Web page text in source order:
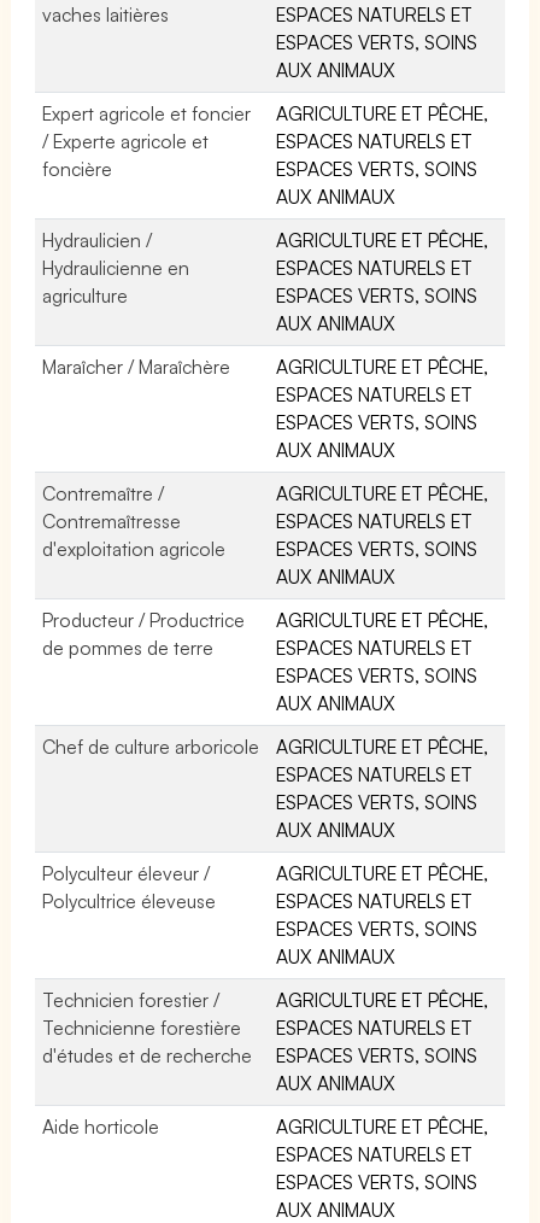
vaches laitières
ESPACES NATURELS ET
ESPACES VERTS, SOINS
AUX ANIMAUX
Expert agricole et foncier
/ Experte agricole et
foncière
AGRICULTURE ET PÊCHE,
ESPACES NATURELS ET
ESPACES VERTS, SOINS
AUX ANIMAUX
Hydraulicien /
Hydraulicienne en
agriculture
AGRICULTURE ET PÊCHE,
ESPACES NATURELS ET
ESPACES VERTS, SOINS
AUX ANIMAUX
Maraîcher / Maraîchère
AGRICULTURE ET PÊCHE,
ESPACES NATURELS ET
ESPACES VERTS, SOINS
AUX ANIMAUX
Contremaître /
Contremaîtresse
d'exploitation agricole
AGRICULTURE ET PÊCHE,
ESPACES NATURELS ET
ESPACES VERTS, SOINS
AUX ANIMAUX
Producteur / Productrice
de pommes de terre
AGRICULTURE ET PÊCHE,
ESPACES NATURELS ET
ESPACES VERTS, SOINS
AUX ANIMAUX
Chef de culture arboricole
AGRICULTURE ET PÊCHE,
ESPACES NATURELS ET
ESPACES VERTS, SOINS
AUX ANIMAUX
Polyculteur éleveur /
Polycultrice éleveuse
AGRICULTURE ET PÊCHE,
ESPACES NATURELS ET
ESPACES VERTS, SOINS
AUX ANIMAUX
Technicien forestier /
Technicienne forestière
d'études et de recherche
AGRICULTURE ET PÊCHE,
ESPACES NATURELS ET
ESPACES VERTS, SOINS
AUX ANIMAUX
Aide horticole
AGRICULTURE ET PÊCHE,
ESPACES NATURELS ET
ESPACES VERTS, SOINS
AUX ANIMAUX